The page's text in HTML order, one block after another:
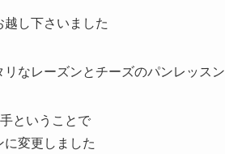
し下さいました
なレーズンとチーズのパンレッスン
ということで
変更しました